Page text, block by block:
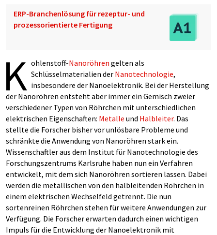
ERP-Branchenlösung für rezeptur- und
prozessorientierte Fertigung
K ohlenstoff-Nanoröhren gelten als
Schlüsselmaterialien der Nanotechnologie,
insbesondere der Nanoelektronik. Bei der Herstellung
der Nanoröhren entsteht aber immer ein Gemisch zweier
verschiedener Typen von Röhrchen mit unterschiedlichen
elektrischen Eigenschaften: Metalle und Halbleiter. Das
stellte die Forscher bisher vor unlösbare Probleme und
schränkte die Anwendung von Nanoröhren stark ein.
Wissenschaftler aus dem Institut für Nanotechnologie des
Forschungszentrums Karlsruhe haben nun ein Verfahren
entwickelt, mit dem sich Nanoröhren sortieren lassen. Dabei
werden die metallischen von den halbleitenden Röhrchen in
einem elektrischen Wechselfeld getrennt. Die nun
sortenreinen Röhrchen stehen für weitere Anwendungen zur
Verfügung. Die Forscher erwarten dadurch einen wichtigen
Impuls für die Entwicklung der Nanoelektronik mit